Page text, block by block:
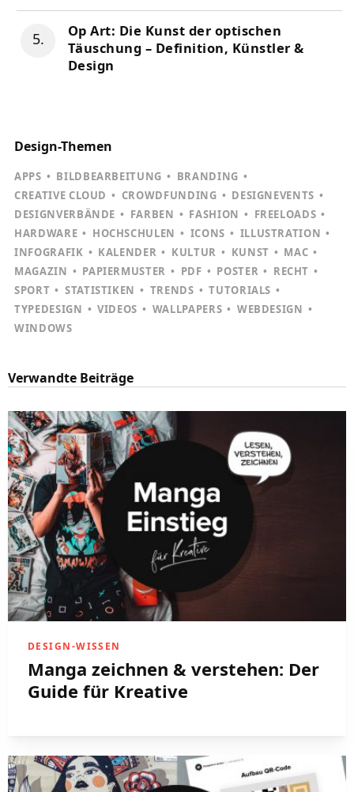
Op Art: Die Kunst der optischen
Täuschung – Definition, Künstler &
Design
Design-Themen
APPS BILDBEARBEITUNG
BRANDING
CREATIVE CLOUD
CROWDFUNDING
DESIGNEVENTS
DESIGNVERBÄNDE
FARBEN FASHION
FREELOADS
HARDWARE
HOCHSCHULEN ICONS
ILLUSTRATION
INFOGRAFIK
KALENDER KULTUR KUNST
MAC
MAGAZIN
PAPIERMUSTER PDF POSTER
RECHT
SPORT
STATISTIKEN TRENDS
TUTORIALS
TYPEDESIGN
VIDEOS WALLPAPERS
WEBDESIGN
WINDOWS
Verwandte Beiträge
DESIGN-WISSEN
Manga zeichnen & verstehen: Der
Guide für Kreative